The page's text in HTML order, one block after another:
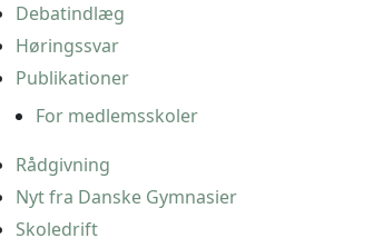
Debatindlæg
Høringssvar
Publikationer
For medlemsskoler
Rådgivning
Nyt fra Danske Gymnasier
Skoledrift